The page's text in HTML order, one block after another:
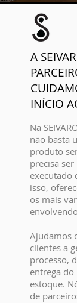
A
INÍCIO
Na
não basta
produto
precisa
executado
isso,
os mais
Ajudamos
clientes a
processo,
entrega
estoque.
de